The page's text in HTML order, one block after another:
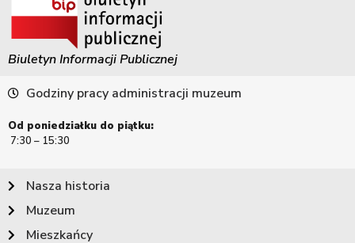
Biuletyn Informacji Publicznej
Godziny pracy administracji muzeum
Od poniedziałku do piątku:
7:30 – 15:30
Nasza historia
Muzeum
Mieszkańcy